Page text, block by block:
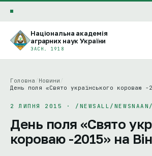
Національна академія
аграрних наук України
ЗАСН. 1918
Головна Новини
День поля «Свято українського короваю -
2 ЛИПНЯ 2015 · /NEWSALL/NEWSNAAN/
День поля «Свято
короваю -2015» на